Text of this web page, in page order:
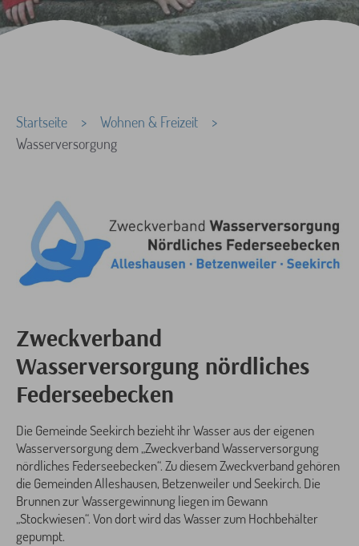
Startseite
Wohnen & Freizeit
Wasserversorgung
Zweckverband
Wasserversorgung nördliches
Federseebecken
Die Gemeinde Seekirch bezieht ihr Wasser aus der eigenen
Wasserversorgung dem „Zweckverband Wasserversorgung
nördliches Federseebecken“. Zu diesem Zweckverband gehören
die Gemeinden Alleshausen, Betzenweiler und Seekirch. Die
Brunnen zur Wassergewinnung liegen im Gewann
„Stockwiesen“. Von dort wird das Wasser zum Hochbehälter
gepumpt.